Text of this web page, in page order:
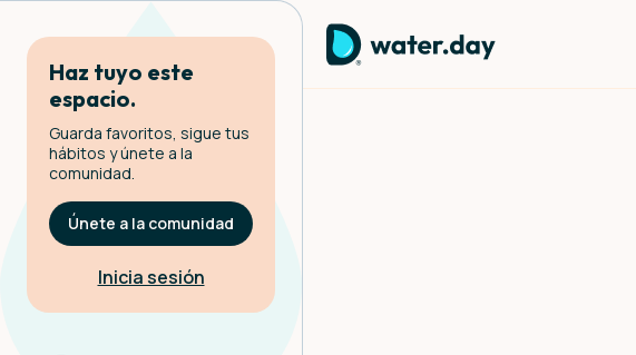
Haz tuyo este
espacio.
Guarda favoritos, sigue tus
hábitos y únete a la
comunidad.
Únete a la comunidad
Inicia sesión